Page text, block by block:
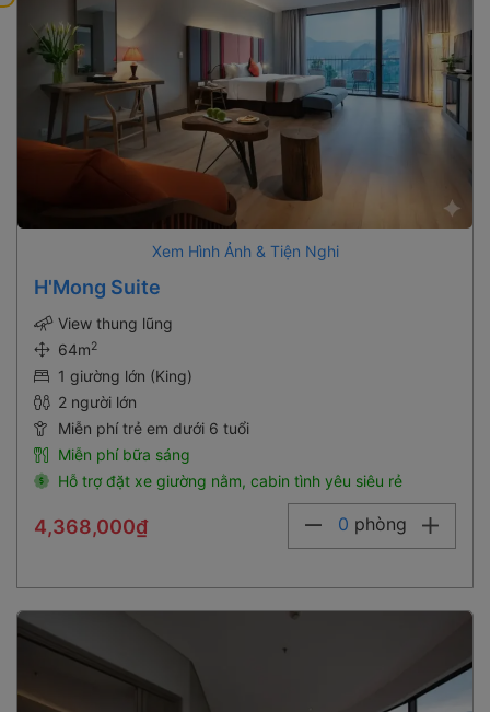
Xem Hình Ảnh & Tiện Nghi
H'Mong Suite
View thung lũng
64m2
1 giường lớn (King)
2 người lớn
Miễn phí trẻ em dưới 6 tuổi
Miễn phí bữa sáng
Hỗ trợ đặt xe giường nằm, cabin tình yêu siêu rẻ
4,368,000₫ 0 phòng